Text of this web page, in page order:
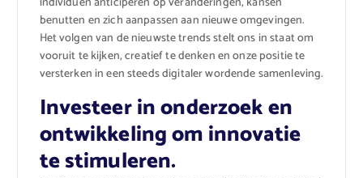
benutten en zich aanpassen aan nieuwe omgevingen.
Het volgen van de nieuwste trends stelt ons in staat om
vooruit te kijken, creatief te denken en onze positie te
versterken in een steeds digitaler wordende samenleving.
Investeer in onderzoek en
ontwikkeling om innovatie
te stimuleren.